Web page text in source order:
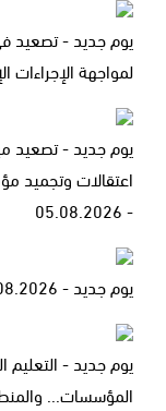
يوم جديد - تصعيد
لمواجهة الإجراءات
يوم جديد - تصعيد
اعتقالات وتجميد
- 05.08.2026
يوم جديد - 04.08.2026
يوم جديد - التعليم
المؤسسات... والمنطقة